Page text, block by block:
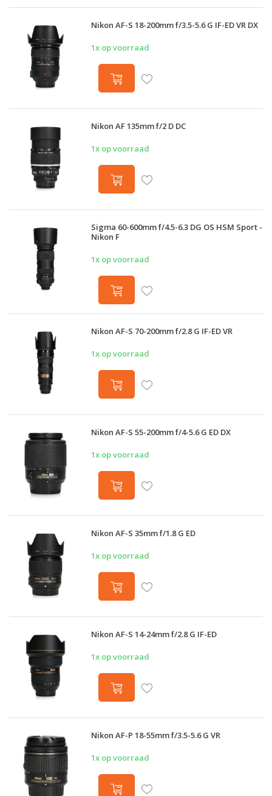
Nikon AF-S 18-200mm f/3.5-5.6 G IF-ED VR DX
1x op voorraad
Nikon AF 135mm f/2 D DC
1x op voorraad
Sigma 60-600mm f/4.5-6.3 DG OS HSM Sport -
Nikon F
1x op voorraad
Nikon AF-S 70-200mm f/2.8 G IF-ED VR
1x op voorraad
Nikon AF-S 55-200mm f/4-5.6 G ED DX
1x op voorraad
Nikon AF-S 35mm f/1.8 G ED
1x op voorraad
Nikon AF-S 14-24mm f/2.8 G IF-ED
1x op voorraad
Nikon AF-P 18-55mm f/3.5-5.6 G VR
1x op voorraad